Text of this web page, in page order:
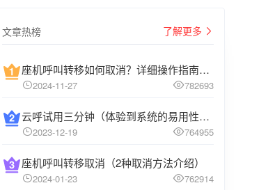
文章热榜 了解更多
座机呼叫转移如何取消？详细操作指南介绍
2024-11-27 782693
云呼试用三分钟（体验到系统的易用性和高效性）
2023-12-19 764955
座机呼叫转移取消（2种取消方法介绍）
2024-01-23 762914